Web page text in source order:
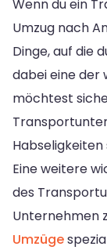
Wenn du ein
Umzug nach
Dinge, auf die
dabei eine der
möchtest
Eine weitere
des
Unternehmen
Umzüge